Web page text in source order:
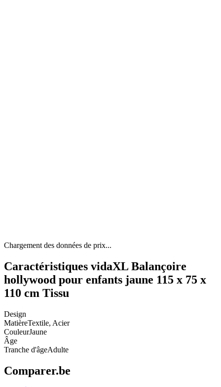
Chargement des données de prix...
Caractéristiques vidaXL Balançoire
hollywood pour enfants jaune 115 x 75 x
110 cm Tissu
Design
MatièreTextile, Acier
CouleurJaune
Âge
Tranche d'âgeAdulte
Comparer.be